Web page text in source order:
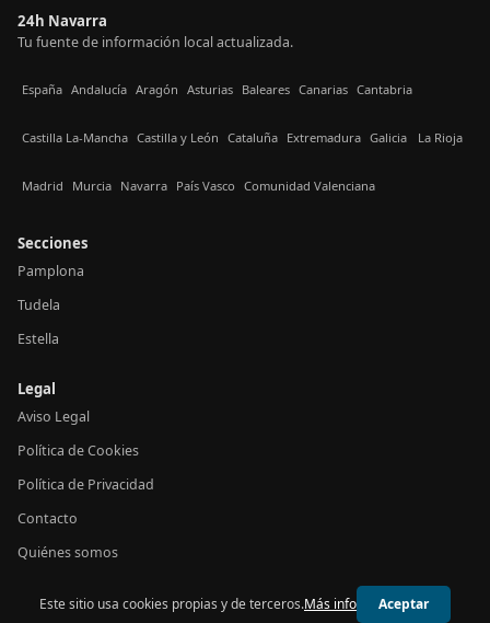
24h Navarra
Tu fuente de información local actualizada.
España Andalucía Aragón Asturias Baleares Canarias Cantabria
Castilla La-Mancha Castilla y León Cataluña Extremadura Galicia La Rioja
Madrid Murcia Navarra País Vasco Comunidad Valenciana
Secciones
Pamplona
Tudela
Estella
Legal
Aviso Legal
Política de Cookies
Política de Privacidad
Contacto
Quiénes somos
© 2026 24h Navarra
Este sitio usa cookies propias y de terceros.Más info Aceptar